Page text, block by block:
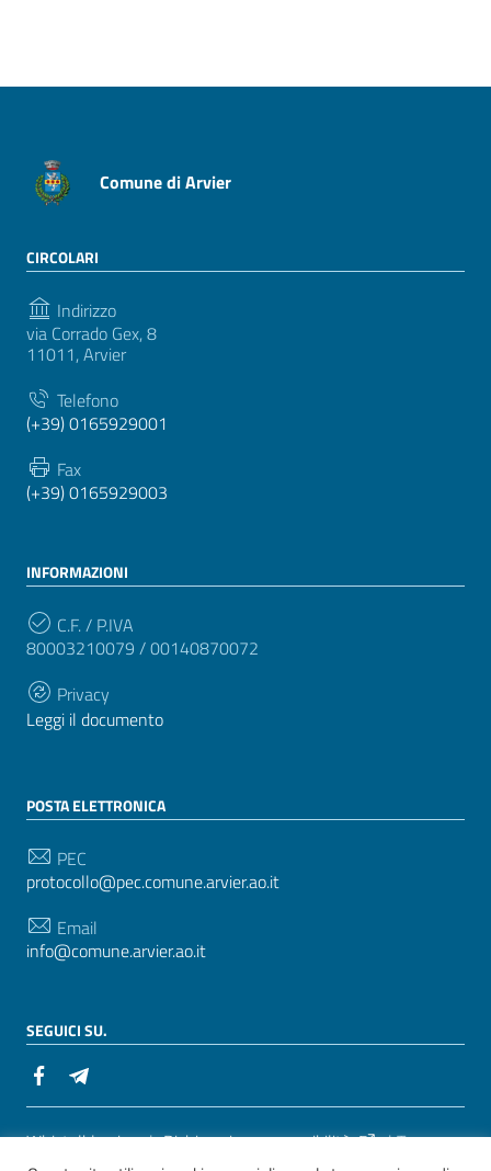
Comune di Arvier
CIRCOLARI
Indirizzo
via Corrado Gex, 8
11011, Arvier
Telefono
(+39) 0165929001
Fax
(+39) 0165929003
INFORMAZIONI
C.F. / P.IVA
80003210079 / 00140870072
Privacy
Leggi il documento
POSTA ELETTRONICA
PEC
protocollo@pec.comune.arvier.ao.it
Email
info@comune.arvier.ao.it
SEGUICI SU.
Sezione Link Utili
Whistelblowing | Dichiarazione accessibilità
| Tema